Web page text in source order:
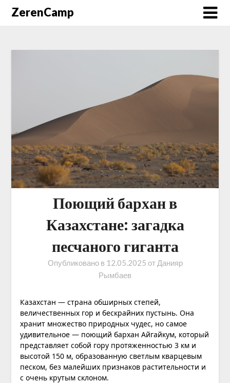
ZerenCamp
Поющий бархан в
Казахстане: загадка
песчаного гиганта
Опубликовано в 12.05.2025 от Данияр
Рымбаев
Казахстан — страна обширных степей,
величественных гор и бескрайних пустынь. Она
хранит множество природных чудес, но самое
удивительное — поющий бархан Айгайкум, который
представляет собой гору протяженностью 3 км и
высотой 150 м, образованную светлым кварцевым
песком, без малейших признаков растительности и
с очень крутым склоном.